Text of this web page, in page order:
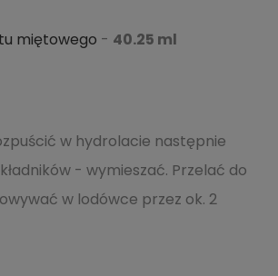
miętowego - 40.25 ml
w hydrolacie następnie
- wymieszać. Przelać do
w lodówce przez ok. 2